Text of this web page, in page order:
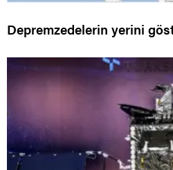
Depremzedelerin yerini